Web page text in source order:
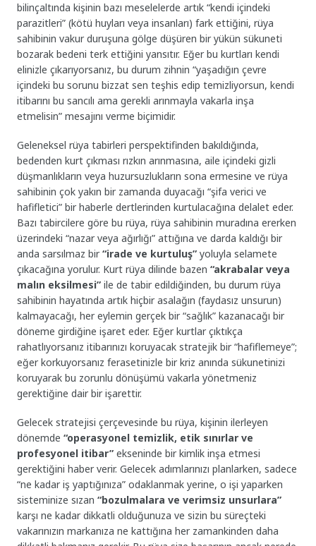
bilinçaltında kişinin bazı meselelerde artık “kendi içindeki
parazitleri” (kötü huyları veya insanları) fark ettiğini, rüya
sahibinin vakur duruşuna gölge düşüren bir yükün sükuneti
bozarak bedeni terk ettiğini yansıtır. Eğer bu kurtları kendi
elinizle çıkarıyorsanız, bu durum zihnin “yaşadığın çevre
içindeki bu sorunu bizzat sen teşhis edip temizliyorsun, kendi
itibarını bu sancılı ama gerekli arınmayla vakarla inşa
etmelisin” mesajını verme biçimidir.
Geleneksel rüya tabirleri perspektifinden bakıldığında,
bedenden kurt çıkması rızkın arınmasına, aile içindeki gizli
düşmanlıkların veya huzursuzlukların sona ermesine ve rüya
sahibinin çok yakın bir zamanda duyacağı “şifa verici ve
hafifletici” bir haberle dertlerinden kurtulacağına delalet eder.
Bazı tabircilere göre bu rüya, rüya sahibinin muradına ererken
üzerindeki “nazar veya ağırlığı” attığına ve darda kaldığı bir
anda sarsılmaz bir“irade ve kurtuluş” yoluyla selamete
çıkacağına yorulur. Kurt rüya dilinde bazen“akrabalar veya
malın eksilmesi” ile de tabir edildiğinden, bu durum rüya
sahibinin hayatında artık hiçbir asalağın (faydasız unsurun)
kalmayacağı, her eylemin gerçek bir “sağlık” kazanacağı bir
döneme girdiğine işaret eder. Eğer kurtlar çıktıkça
rahatlıyorsanız itibarınızı koruyacak stratejik bir “hafiflemeye”;
eğer korkuyorsanız ferasetinizle bir kriz anında sükunetinizi
koruyarak bu zorunlu dönüşümü vakarla yönetmeniz
gerektiğine dair bir işarettir.
Gelecek stratejisi çerçevesinde bu rüya, kişinin ilerleyen
dönemde“operasyonel temizlik, etik sınırlar ve
profesyonel itibar” ekseninde bir kimlik inşa etmesi
gerektiğini haber verir. Gelecek adımlarınızı planlarken, sadece
“ne kadar iş yaptığınıza” odaklanmak yerine, o işi yaparken
sisteminize sızan“bozulmalara ve verimsiz unsurlara”
karşı ne kadar dikkatli olduğunuza ve sizin bu süreçteki
vakarınızın markanıza ne kattığına her zamankinden daha